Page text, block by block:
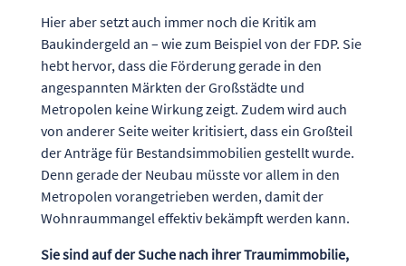
Hier aber setzt auch immer noch die Kritik am
Baukindergeld an – wie zum Beispiel von der FDP. Sie
hebt hervor, dass die Förderung gerade in den
angespannten Märkten der Großstädte und
Metropolen keine Wirkung zeigt. Zudem wird auch
von anderer Seite weiter kritisiert, dass ein Großteil
der Anträge für Bestandsimmobilien gestellt wurde.
Denn gerade der Neubau müsste vor allem in den
Metropolen vorangetrieben werden, damit der
Wohnraummangel effektiv bekämpft werden kann.
Sie sind auf der Suche nach ihrer Traumimmobilie,